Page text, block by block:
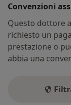
Convenzioni
Questo dottore
richiesto un
prestazione o
abbia una